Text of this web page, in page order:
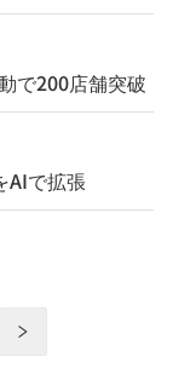
で200店舗突破
AIで拡張